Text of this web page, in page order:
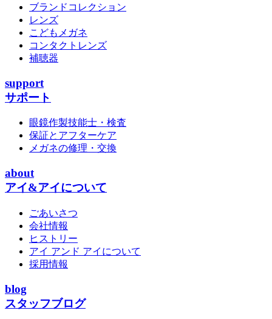
ブランドコレクション
レンズ
こどもメガネ
コンタクトレンズ
補聴器
support
サポート
眼鏡作製技能士・検査
保証とアフターケア
メガネの修理・交換
about
アイ&アイについて
ごあいさつ
会社情報
ヒストリー
アイ アンド アイについて
採用情報
blog
スタッフブログ